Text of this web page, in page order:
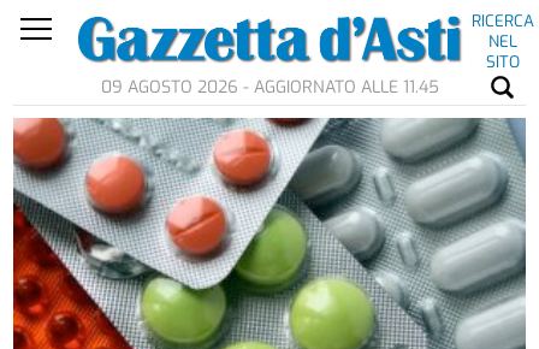
RICERCA
NEL
SITO
09 AGOSTO 2026 - AGGIORNATO ALLE 11.45